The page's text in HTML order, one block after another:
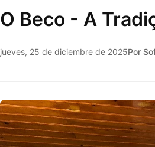
O Beco - A
jueves, 25 de diciembre de 2025Por